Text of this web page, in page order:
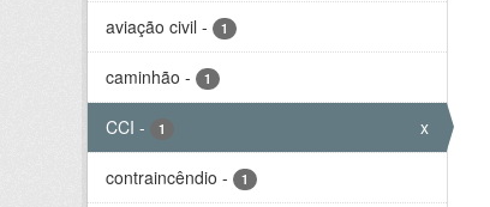
aviação civil - 1
caminhão - 1
CCI - 1 x
contraincêndio - 1